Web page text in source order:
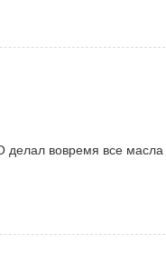
делал вовремя все